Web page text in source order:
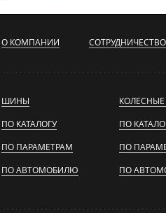
О КОМПАНИИ СОТРУДНИЧЕСТВО
ШИНЫ
ПО КАТАЛОГУ
ПО ПАРАМЕТРАМ
ПО АВТОМОБИЛЮ
ПО
ПО
ПО